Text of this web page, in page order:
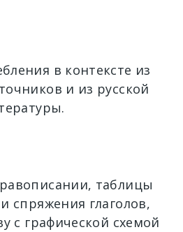
в контексте из
и из русской
таблицы
спряжения глаголов,
с графической схемой